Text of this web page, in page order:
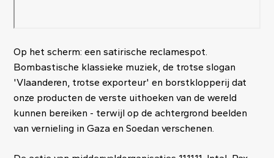
Op het scherm: een satirische reclamespot.
Bombastische klassieke muziek, de trotse slogan
'Vlaanderen, trotse exporteur' en borstklopperij dat
onze producten de verste uithoeken van de wereld
kunnen bereiken - terwijl op de achtergrond beelden
van vernieling in Gaza en Soedan verschenen.